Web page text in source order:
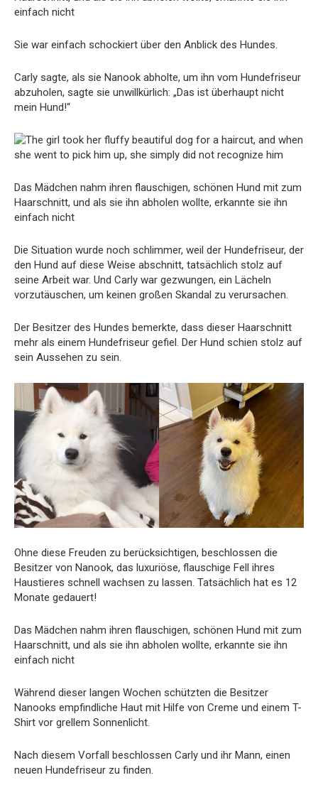
einfach nicht
Sie war einfach schockiert über den Anblick des Hundes.
Carly sagte, als sie Nanook abholte, um ihn vom Hundefriseur
abzuholen, sagte sie unwillkürlich: „Das ist überhaupt nicht
mein Hund!“
Das Mädchen nahm ihren flauschigen, schönen Hund mit zum
Haarschnitt, und als sie ihn abholen wollte, erkannte sie ihn
einfach nicht
Die Situation wurde noch schlimmer, weil der Hundefriseur, der
den Hund auf diese Weise abschnitt, tatsächlich stolz auf
seine Arbeit war. Und Carly war gezwungen, ein Lächeln
vorzutäuschen, um keinen großen Skandal zu verursachen.
Der Besitzer des Hundes bemerkte, dass dieser Haarschnitt
mehr als einem Hundefriseur gefiel. Der Hund schien stolz auf
sein Aussehen zu sein.
Ohne diese Freuden zu berücksichtigen, beschlossen die
Besitzer von Nanook, das luxuriöse, flauschige Fell ihres
Haustieres schnell wachsen zu lassen. Tatsächlich hat es 12
Monate gedauert!
Das Mädchen nahm ihren flauschigen, schönen Hund mit zum
Haarschnitt, und als sie ihn abholen wollte, erkannte sie ihn
einfach nicht
Während dieser langen Wochen schützten die Besitzer
Nanooks empfindliche Haut mit Hilfe von Creme und einem T-
Shirt vor grellem Sonnenlicht.
Nach diesem Vorfall beschlossen Carly und ihr Mann, einen
neuen Hundefriseur zu finden.